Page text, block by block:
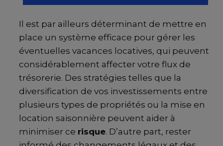
Il est par ailleurs déterminant de mettre en
place un système efficace pour gérer les
éventuelles vacances locatives, qui peuvent
considérablement affecter votre flux de
trésorerie. Des stratégies telles que la
diversification de vos investissements entre
plusieurs types de propriétés ou la mise en
location saisonnière peuvent aider à
minimiser ce risque. D’autre part, rester